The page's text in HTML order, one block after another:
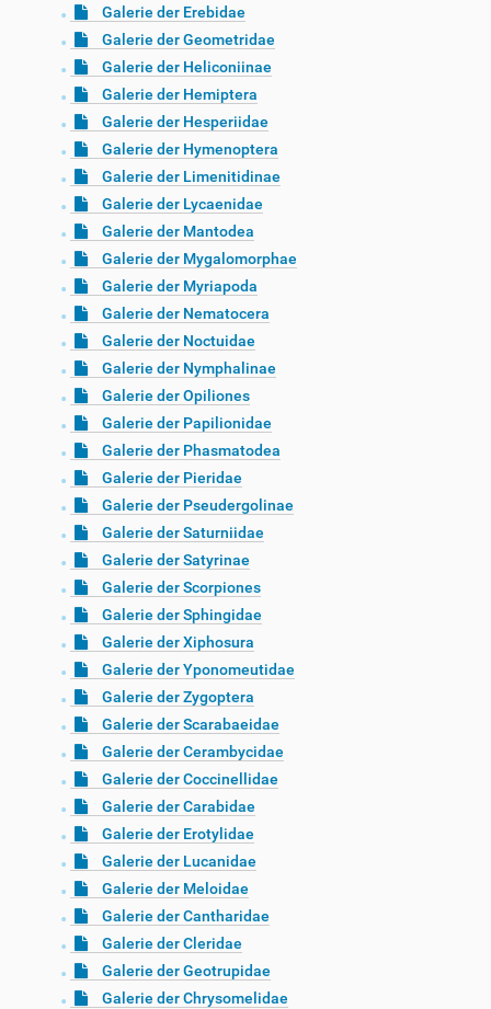
Galerie der Erebidae
Galerie der Geometridae
Galerie der Heliconiinae
Galerie der Hemiptera
Galerie der Hesperiidae
Galerie der Hymenoptera
Galerie der Limenitidinae
Galerie der Lycaenidae
Galerie der Mantodea
Galerie der Mygalomorphae
Galerie der Myriapoda
Galerie der Nematocera
Galerie der Noctuidae
Galerie der Nymphalinae
Galerie der Opiliones
Galerie der Papilionidae
Galerie der Phasmatodea
Galerie der Pieridae
Galerie der Pseudergolinae
Galerie der Saturniidae
Galerie der Satyrinae
Galerie der Scorpiones
Galerie der Sphingidae
Galerie der Xiphosura
Galerie der Yponomeutidae
Galerie der Zygoptera
Galerie der Scarabaeidae
Galerie der Cerambycidae
Galerie der Coccinellidae
Galerie der Carabidae
Galerie der Erotylidae
Galerie der Lucanidae
Galerie der Meloidae
Galerie der Cantharidae
Galerie der Cleridae
Galerie der Geotrupidae
Galerie der Chrysomelidae